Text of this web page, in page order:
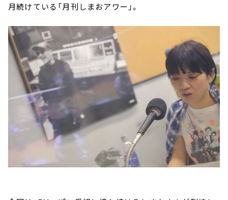
月続けている「月刊しまおアワー」。